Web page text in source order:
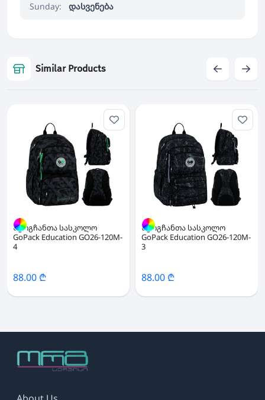
Sunday:
დასვენება
Similar Products
ზურგჩანთა სასკოლო
GoPack Education GO26-120M-
4
88.00 ₾
ზურგჩანთა სასკოლო
GoPack Education GO26-120M-
3
88.00 ₾